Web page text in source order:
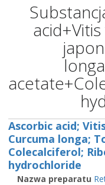
Ascorbic acid;
Curcuma longa;
Colecalciferol;
hydrochloride
Nazwa preparatu